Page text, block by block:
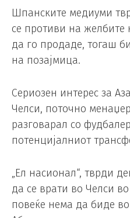
Шпанските медиуми
се противи на желбите
да го продаде, тогаш
на позајмица.
Сериозен интерес за
Челси, поточно
разговарал со
потенцијалниот
„Ел насионал“, тврди
да се врати во Челси
повеќе нема да биде